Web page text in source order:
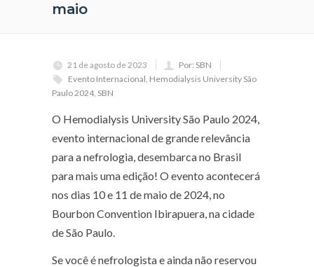
maio
21 de agosto de 2023
Por: SBN
Evento Internacional, Hemodialysis University São
Paulo 2024, SBN
O Hemodialysis University São Paulo 2024,
evento internacional de grande relevância
para a nefrologia, desembarca no Brasil
para mais uma edição! O evento acontecerá
nos dias 10 e 11 de maio de 2024, no
Bourbon Convention Ibirapuera, na cidade
de São Paulo.
Se você é nefrologista e ainda não reservou